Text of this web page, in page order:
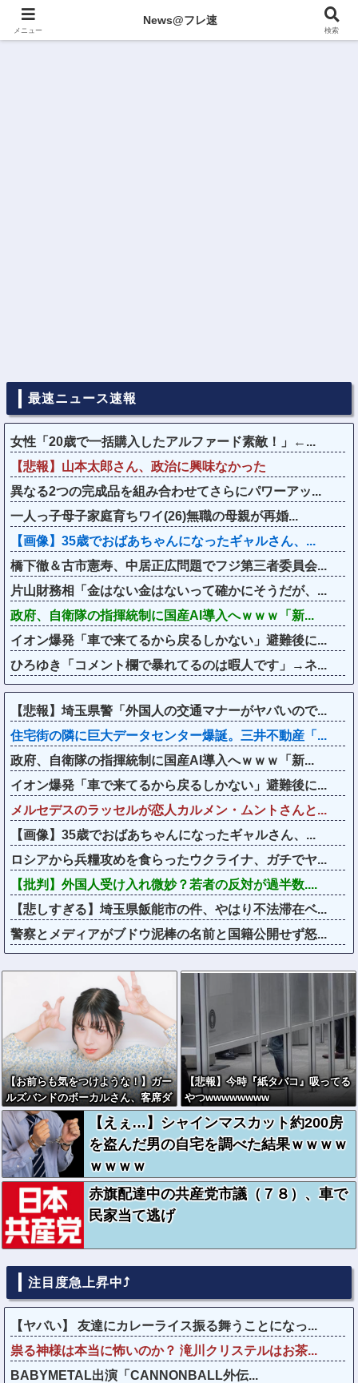
最速ニュース速報
女性「20歳で一括購入したアルファード素敵！」←...
【悲報】山本太郎さん、政治に興味なかった
異なる2つの完成品を組み合わせてさらにパワーアッ...
一人っ子母子家庭育ちワイ(26)無職の母親が再婚...
【画像】35歳でおばあちゃんになったギャルさん、...
橋下徹＆古市憲寿、中居正広問題でフジ第三者委員会...
片山財務相「金はない金はないって確かにそうだが、...
政府、自衛隊の指揮統制に国産AI導入へｗｗｗ「新...
イオン爆発「車で来てるから戻るしかない」避難後に...
ひろゆき「コメント欄で暴れてるのは暇人です」→ネ...
【悲報】埼玉県警「外国人の交通マナーがヤバいので...
住宅街の隣に巨大データセンター爆誕。三井不動産「...
政府、自衛隊の指揮統制に国産AI導入へｗｗｗ「新...
イオン爆発「車で来てるから戻るしかない」避難後に...
メルセデスのラッセルが恋人カルメン・ムントさんと...
【画像】35歳でおばあちゃんになったギャルさん、...
ロシアから兵糧攻めを食らったウクライナ、ガチでヤ...
【批判】外国人受け入れ微妙？若者の反対が過半数....
【悲しすぎる】埼玉県飯能市の件、やはり不法滞在ベ...
警察とメディアがブドウ泥棒の名前と国籍公開せず怒...
【お前らも気をつけような！】ガー
ルズバンドのボーカルさん、客席ダ
イブした結果『こう』なってしまい
お気持ち表明してしまう…
【悲報】今時『紙タバコ』吸ってる
やつwwwwwwww
【えぇ…】シャインマスカット約200房
を盗んだ男の自宅を調べた結果ｗｗｗｗ
ｗｗｗｗ
赤旗配達中の共産党市議（７８）、車で
民家当て逃げ
注目度急上昇中⤴
【ヤバい】 友達にカレーライス振る舞うことになっ...
祟る神様は本当に怖いのか？ 滝川クリステルはお茶...
BABYMETAL出演「CANNONBALL外伝...
メニュー
News@フレ速
検索